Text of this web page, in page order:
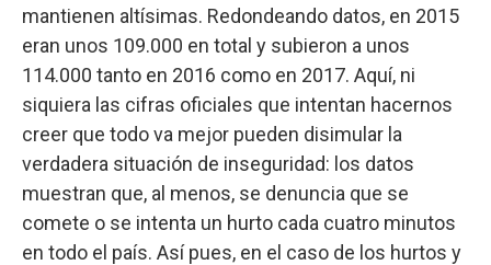
mantienen altísimas. Redondeando datos, en 2015
eran unos 109.000 en total y subieron a unos
114.000 tanto en 2016 como en 2017. Aquí, ni
siquiera las cifras oficiales que intentan hacernos
creer que todo va mejor pueden disimular la
verdadera situación de inseguridad: los datos
muestran que, al menos, se denuncia que se
comete o se intenta un hurto cada cuatro minutos
en todo el país. Así pues, en el caso de los hurtos y